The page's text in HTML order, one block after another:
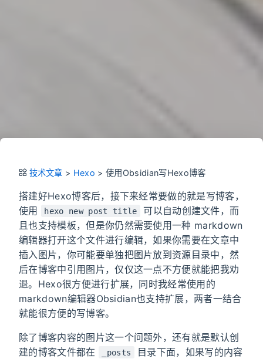
技术文章 > Hexo > 使用Obsidian写Hexo博客
搭建好Hexo博客后，接下来经常要做的就是写博客，
使用
hexo new post title
可以自动创建文件，而
且也支持模板，但是你仍然需要使用一种 markdown
编辑器打开这个文件进行编辑，如果你需要在文章中
插入图片，你可能要单独把图片放到资源目录中，然
后在博客中引用图片，仅仅这一点不方便就能把我劝
退。Hexo很方便进行扩展，同时我经常使用的
markdown编辑器Obsidian也支持扩展，两者一结合
就能很方便的写博客。
除了博客内容的图片这一个问题外，还有就是默认创
建的博客文件都在
_posts
目录下面，如果写的内容